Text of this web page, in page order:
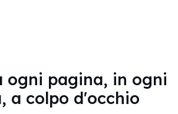
ogni pagina, in ogni
a colpo d'occhio